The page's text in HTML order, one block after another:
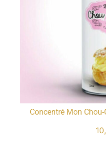
Concentré Mon